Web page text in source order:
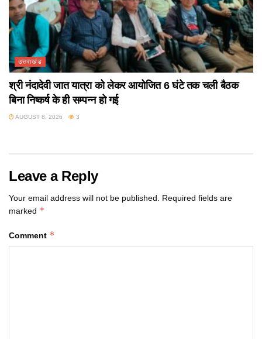
उत्तराखंड
श्री नंदादेवी जात यात्रा को लेकर आयोजित 6 घंटे तक चली बैठक
बिना निष्कर्ष के ही सम्पन्न हो गई
AUGUST 8, 2026 3
Leave a Reply
Your email address will not be published. Required fields are
marked *
Comment *